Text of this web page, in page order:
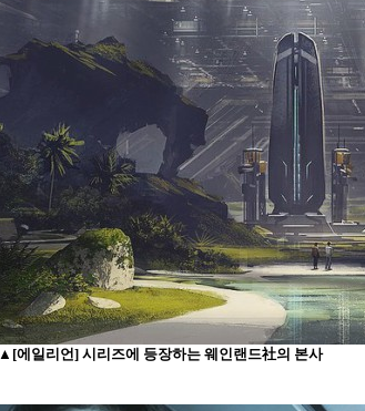
▲[에일리언] 시리즈에 등장하는 웨인랜드社의 본사